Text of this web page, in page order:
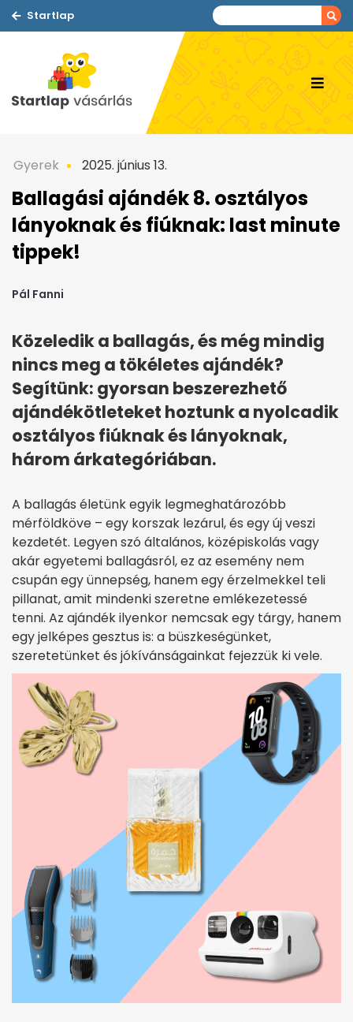
Startlap
Gyerek 2025. június 13.
Ballagási ajándék 8. osztályos
lányoknak és fiúknak: last minute
tippek!
Pál Fanni
Közeledik a ballagás, és még mindig
nincs meg a tökéletes ajándék?
Segítünk: gyorsan beszerezhető
ajándékötleteket hoztunk a nyolcadik
osztályos fiúknak és lányoknak,
három árkategóriában.
A ballagás életünk egyik legmeghatározóbb
mérföldköve – egy korszak lezárul, és egy új veszi
kezdetét. Legyen szó általános, középiskolás vagy
akár egyetemi ballagásról, ez az esemény nem
csupán egy ünnepség, hanem egy érzelmekkel teli
pillanat, amit mindenki szeretne emlékezetessé
tenni. Az ajándék ilyenkor nemcsak egy tárgy, hanem
egy jelképes gesztus is: a büszkeségünket,
szeretetünket és jókívánságainkat fejezzük ki vele.